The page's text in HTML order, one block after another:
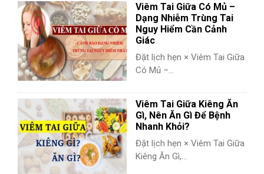
Viêm Tai Giữa Có Mủ –
Dạng Nhiễm Trùng Tai
Nguy Hiểm Cần Cảnh
Giác
Đặt lịch hẹn × Viêm Tai Giữa
Có Mủ –...
Viêm Tai Giữa Kiêng Ăn
Gì, Nên Ăn Gì Để Bệnh
Nhanh Khỏi?
Đặt lịch hẹn × Viêm Tai Giữa
Kiêng Ăn Gì,...